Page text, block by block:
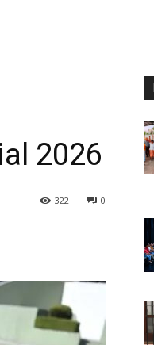
2026
0
322